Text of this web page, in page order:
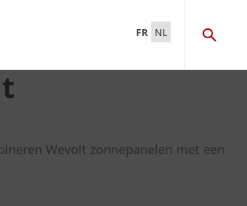
FR NL
Wevolt zonnepanelen met een